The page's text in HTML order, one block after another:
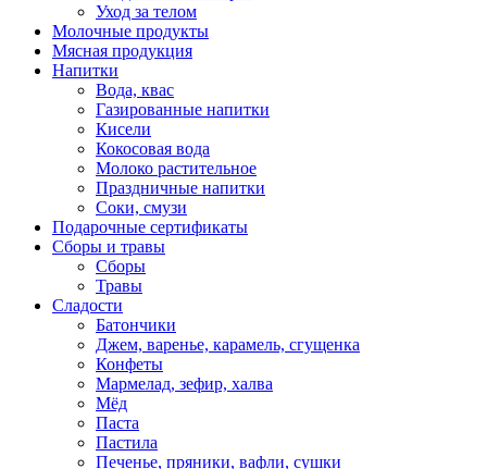
Уход за телом
Молочные продукты
Мясная продукция
Напитки
Вода, квас
Газированные напитки
Кисели
Кокосовая вода
Молоко растительное
Праздничные напитки
Соки, смузи
Подарочные сертификаты
Сборы и травы
Сборы
Травы
Сладости
Батончики
Джем, варенье, карамель, сгущенка
Конфеты
Мармелад, зефир, халва
Мёд
Паста
Пастила
Печенье, пряники, вафли, сушки